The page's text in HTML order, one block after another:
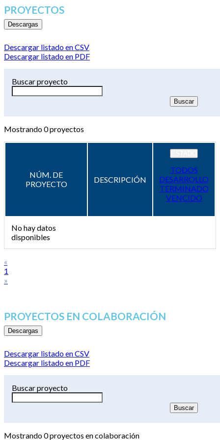
PROYECTOS
Descargas
Descargar listado en CSV
Descargar listado en PDF
Buscar proyecto
Mostrando0proyectos
NÚM. DE
PROYECTO
DESCRIPCIÓN
TODOS
DESARROLLO
TERMINADO
VENCIDO
No hay datos
disponibles
«
1
»
PROYECTOS EN COLABORACIÓN
Descargas
Descargar listado en CSV
Descargar listado en PDF
Buscar proyecto
Mostrando0proyectos en colaboración